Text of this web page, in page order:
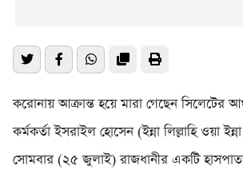
করোনায় আক্রান্ত হয়ে মারা গেছেন সিলেটের
কর্মকর্তা ইসরাইল হোসেন (ইন্না লিল্লাহি ওয়া
সোমবার (২৫ জুলাই) রাজধানীর একটি